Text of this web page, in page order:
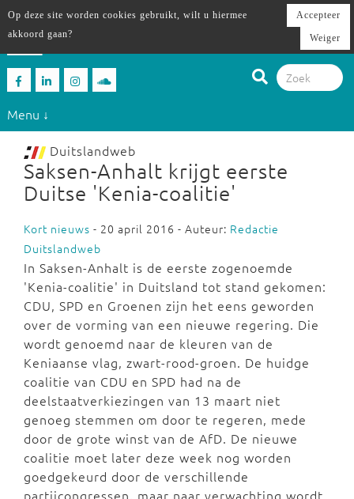
Menu ↓
Duitslandweb
Saksen-Anhalt krijgt eerste
Duitse 'Kenia-coalitie'
Kort nieuws - 20 april 2016 - Auteur: Redactie
Duitslandweb
In Saksen-Anhalt is de eerste zogenoemde
'Kenia-coalitie' in Duitsland tot stand gekomen:
CDU, SPD en Groenen zijn het eens geworden
over de vorming van een nieuwe regering. Die
wordt genoemd naar de kleuren van de
Keniaanse vlag, zwart-rood-groen. De huidge
coalitie van CDU en SPD had na de
deelstaatverkiezingen van 13 maart niet
genoeg stemmen om door te regeren, mede
door de grote winst van de AfD. De nieuwe
coalitie moet later deze week nog worden
goedgekeurd door de verschillende
partijcongressen, maar naar verwachting wordt
Op deze site worden cookies gebruikt, wilt u hiermee
akkoord gaan?
Accepteer
Weiger